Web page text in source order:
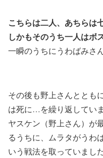
こちらは二人、あちらは
しかもそのうち一人はボ
一瞬のうちにうわばみさ
その後も野上さんととも
は死に…を繰り返していま
ヤスケン（野上さん）が
るうちに、ムラタがうわ
いう戦法を取っていまし